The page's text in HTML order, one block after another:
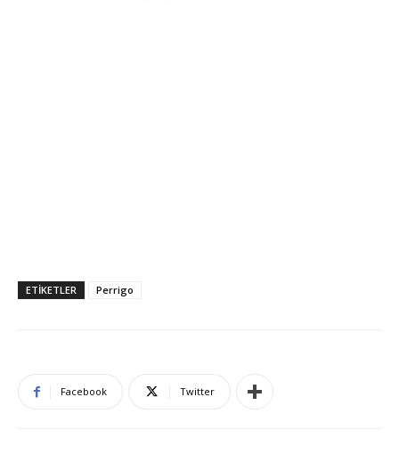
ETIKETLER Perrigo
Facebook Twitter